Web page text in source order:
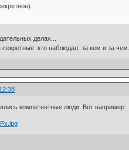
делах...
кто наблюдал, за кем и за чем..
компетентные люди. Вот например: